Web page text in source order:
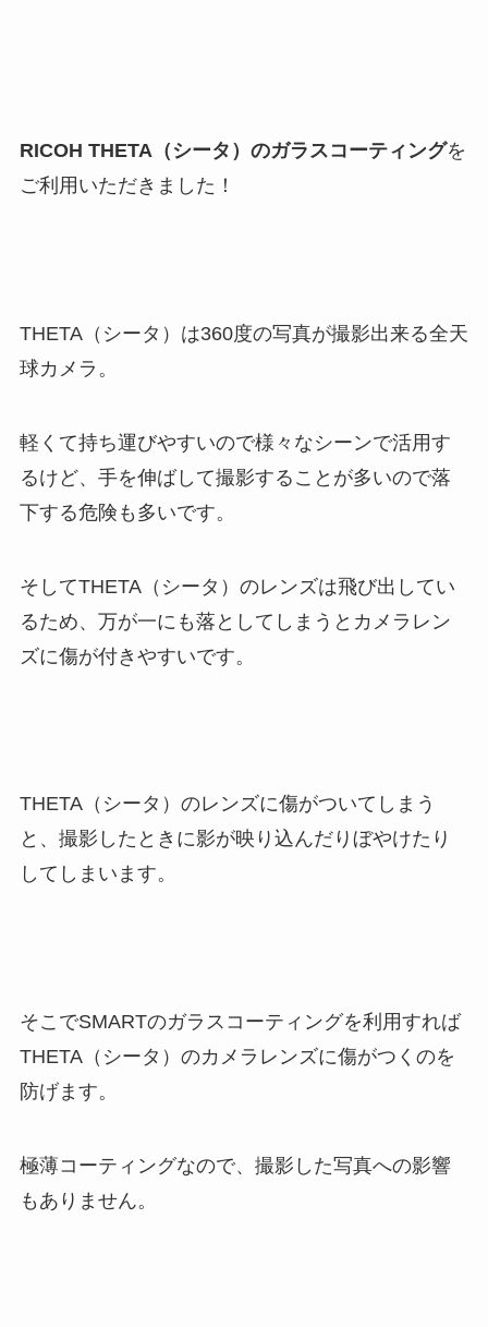
RICOH THETA（シータ）のガラスコーティングを
ご利用いただきました！
THETA（シータ）は360度の写真が撮影出来る全天
球カメラ。
軽くて持ち運びやすいので様々なシーンで活用す
るけど、手を伸ばして撮影することが多いので落
下する危険も多いです。
そしてTHETA（シータ）のレンズは飛び出してい
るため、万が一にも落としてしまうとカメラレン
ズに傷が付きやすいです。
THETA（シータ）のレンズに傷がついてしまう
と、撮影したときに影が映り込んだりぼやけたり
してしまいます。
そこでSMARTのガラスコーティングを利用すれば
THETA（シータ）のカメラレンズに傷がつくのを
防げます。
極薄コーティングなので、撮影した写真への影響
もありません。